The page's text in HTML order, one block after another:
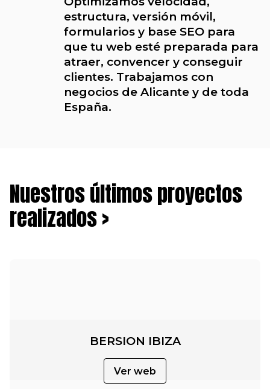
estructura, versión móvil,
formularios y base SEO para
que tu web esté preparada para
atraer, convencer y conseguir
clientes. Trabajamos con
negocios de Alicante y de toda
España.
Nuestros últimos proyectos
realizados >
BERSION IBIZA
Ver web